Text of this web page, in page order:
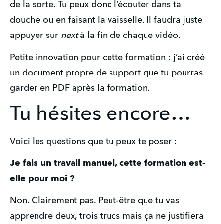
de la sorte. Tu peux donc l’écouter dans ta
douche ou en faisant la vaisselle. Il faudra juste
appuyer sur next à la fin de chaque vidéo.
Petite innovation pour cette formation : j’ai créé
un document propre de support que tu pourras
garder en PDF après la formation.
Tu hésites encore…
Voici les questions que tu peux te poser :
Je fais un travail manuel, cette formation est-
elle pour moi ?
Non. Clairement pas. Peut-être que tu vas
apprendre deux, trois trucs mais ça ne justifiera